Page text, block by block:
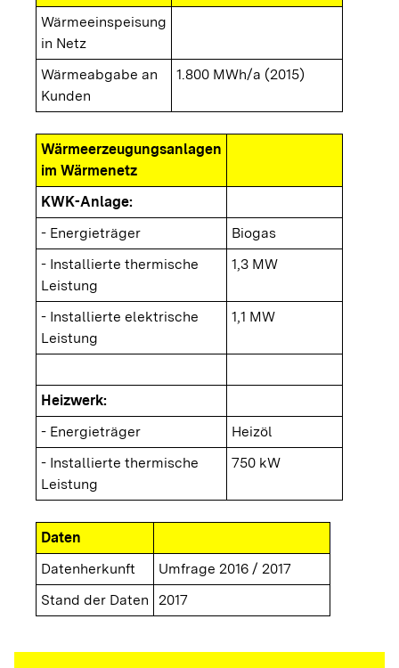
Wärmeeinspeisung
in Netz
Wärmeabgabe an
Kunden
1.800 MWh/a (2015)
Wärmeerzeugungsanlagen
im Wärmenetz
KWK-Anlage:
- Energieträger
Biogas
- Installierte thermische
Leistung
1,3 MW
- Installierte elektrische
Leistung
1,1 MW
Heizwerk:
- Energieträger
Heizöl
- Installierte thermische
Leistung
750 kW
Daten
Datenherkunft
Umfrage 2016 / 2017
Stand der Daten
2017